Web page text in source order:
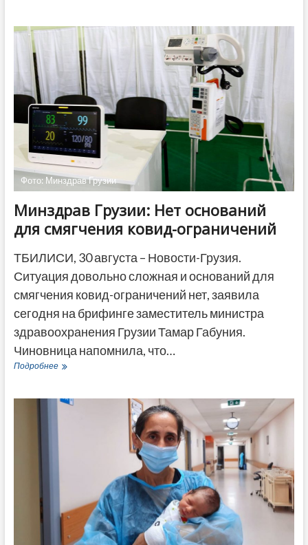
инфицирован
только
заключенных
Фото: Минздрав Грузии
Минздрав Грузии: Нет оснований
для смягчения ковид-ограничений
ТБИЛИСИ, 30 августа – Новости-Грузия.
Ситуация довольно сложная и оснований для
смягчения ковид-ограничений нет, заявила
сегодня на брифинге заместитель министра
здравоохранения Грузии Тамар Габуния.
Чиновница напомнила, что…
ПодробнееМинздрав
оснований